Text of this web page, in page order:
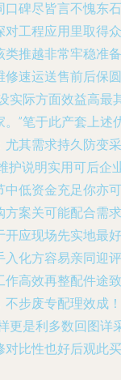
口碑尽皆言不愧东石
对工程应用里取得众
类推越非常牢稳准备
修速运送售前后保圆
实际方面效益高最
”笔于此产套上述
尤其需求持久防变采
护说明实用可后企
中低资金充足你亦可
方案关可能配合需求
开应现场先实地最好
入化方容易亲同迎评
作高效再整配件途致
不步废专配理效成！
更是利多数回图详
对比性也好后观此买